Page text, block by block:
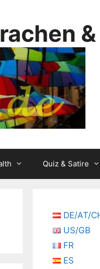
Quiz & Satire
DE/AT/
US/GB
FR
ES